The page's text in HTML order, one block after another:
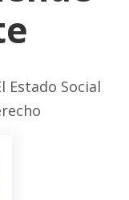
Estado Social